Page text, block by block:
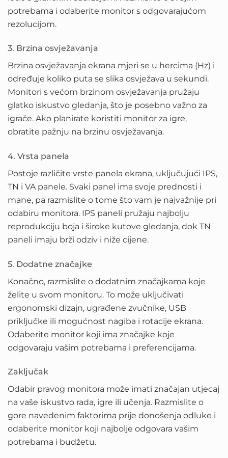
potrebama i odaberite monitor s odgovarajućom
rezolucijom.
3. Brzina osvježavanja
Brzina osvježavanja ekrana mjeri se u hercima (Hz) i
određuje koliko puta se slika osvježava u sekundi.
Monitori s većom brzinom osvježavanja pružaju
glatko iskustvo gledanja, što je posebno važno za
igrače. Ako planirate koristiti monitor za igre,
obratite pažnju na brzinu osvježavanja.
4. Vrsta panela
Postoje različite vrste panela ekrana, uključujući IPS,
TN i VA panele. Svaki panel ima svoje prednosti i
mane, pa razmislite o tome što vam je najvažnije pri
odabiru monitora. IPS paneli pružaju najbolju
reprodukciju boja i široke kutove gledanja, dok TN
paneli imaju brži odziv i niže cijene.
5. Dodatne značajke
Konačno, razmislite o dodatnim značajkama koje
želite u svom monitoru. To može uključivati
ergonomski dizajn, ugrađene zvučnike, USB
priključke ili mogućnost nagiba i rotacije ekrana.
Odaberite monitor koji ima značajke koje
odgovaraju vašim potrebama i preferencijama.
Zaključak
Odabir pravog monitora može imati značajan utjecaj
na vaše iskustvo rada, igre ili učenja. Razmislite o
gore navedenim faktorima prije donošenja odluke i
odaberite monitor koji najbolje odgovara vašim
potrebama i budžetu.